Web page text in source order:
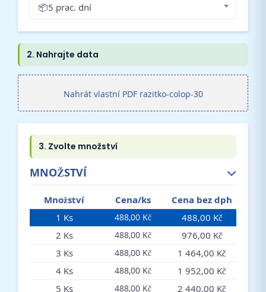
MNOŽSTVÍ
Množství Cena/ks Cena bez dph
1 Ks 488,00 Kč
488,00 Kč
2 Ks
488,00 Kč
976,00 Kč
3 Ks
488,00 Kč
1 464,00 Kč
4 Ks
488,00 Kč
1 952,00 Kč
5 Ks
488,00 Kč
2 440,00 Kč
Nahrát vlastní PDF razitko-colop-30
📦5 prac. dní